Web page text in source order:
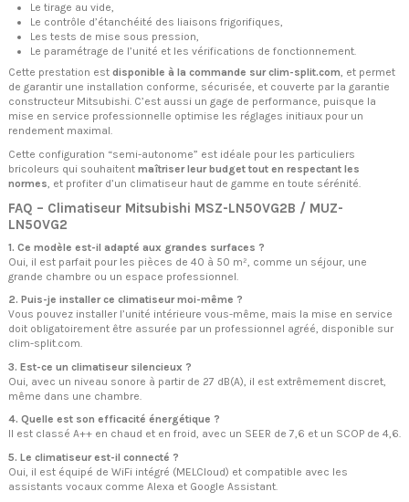
Le tirage au vide,
Le contrôle d’étanchéité des liaisons frigorifiques,
Les tests de mise sous pression,
Le paramétrage de l’unité et les vérifications de fonctionnement.
Cette prestation est disponible à la commande sur clim-split.com, et permet
de garantir une installation conforme, sécurisée, et couverte par la garantie
constructeur Mitsubishi. C’est aussi un gage de performance, puisque la
mise en service professionnelle optimise les réglages initiaux pour un
rendement maximal.
Cette configuration “semi-autonome” est idéale pour les particuliers
bricoleurs qui souhaitent maîtriser leur budget tout en respectant les
normes, et profiter d’un climatiseur haut de gamme en toute sérénité.
FAQ – Climatiseur Mitsubishi MSZ-LN50VG2B / MUZ-
LN50VG2
1. Ce modèle est-il adapté aux grandes surfaces ?
Oui, il est parfait pour les pièces de 40 à 50 m², comme un séjour, une
grande chambre ou un espace professionnel.
2. Puis-je installer ce climatiseur moi-même ?
Vous pouvez installer l’unité intérieure vous-même, mais la mise en service
doit obligatoirement être assurée par un professionnel agréé, disponible sur
clim-split.com.
3. Est-ce un climatiseur silencieux ?
Oui, avec un niveau sonore à partir de 27 dB(A), il est extrêmement discret,
même dans une chambre.
4. Quelle est son efficacité énergétique ?
Il est classé A++ en chaud et en froid, avec un SEER de 7,6 et un SCOP de 4,6.
5. Le climatiseur est-il connecté ?
Oui, il est équipé de WiFi intégré (MELCloud) et compatible avec les
assistants vocaux comme Alexa et Google Assistant.